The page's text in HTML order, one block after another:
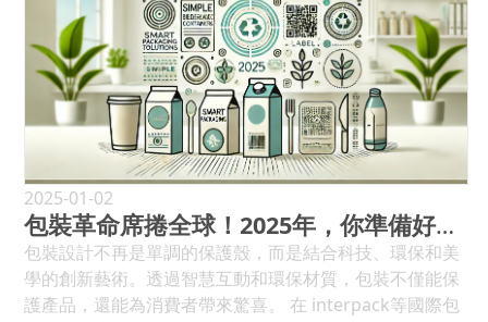
漸成為某些產品類別的強制性要求。電器將是最先受到影
響的行業之一，其次是紡織品、玩具和化妝品。 DPP 旨在
幫助促進循環經濟，因為它將包含環境數據。當消費者掃
描包裝上的代碼時，他們可以存取製造商和原產地等詳細
資訊；產品成分、材料和性能；可回收性和環境影響。 如
果在包裝上使用動態程式碼，則底層資料不僅易於更新，
還可以根據使用者的位置、語言、時間和任何其他相關參
數進行自訂。動態程式碼可以是多功能的，例如，它們可
以將DPP與GS1數位鏈路結合起來，以便零售供應鏈可以
存取物流資料。 目前直接列印在包裝上的幾乎所有資訊都
可以使用 info.link 中的動態多用途程式碼進行儲存和個人
化。消費者無需特殊應用程式即可掃描鏈接，並且他們訪
2025-01-02
包裝革命席捲全球！2025年，你準備好迎接挑戰了嗎？
包裝設計不再是單調的保護殼，而是結合科技、環保和美
學的創新藝術。透過智慧互動和環保材質，包裝不僅能保
護產品，還能為消費者帶來驚喜。 在 interpack等國際包